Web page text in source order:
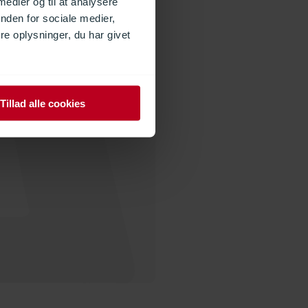
for sociale medier,
oplysninger, du har givet
Tillad alle cookies